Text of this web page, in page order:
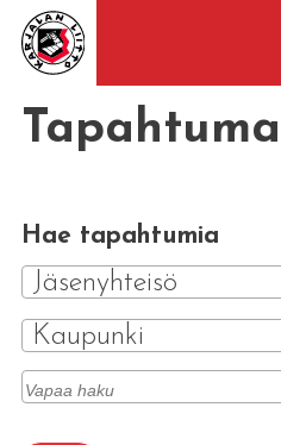
Hae tapahtumia
Jäsenyhteisö
Kaupunki